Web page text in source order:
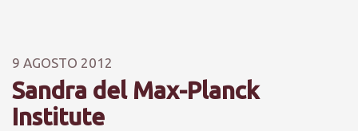
9 AGOSTO 2012
Sandra del Max-Planck
Institute